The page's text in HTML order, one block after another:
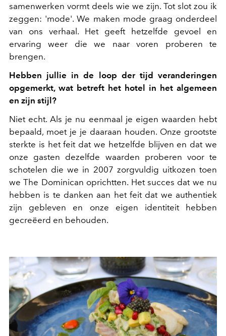
samenwerken vormt deels wie we zijn. Tot slot zou ik
zeggen: 'mode'. We maken mode graag onderdeel
van ons verhaal. Het geeft hetzelfde gevoel en
ervaring weer die we naar voren proberen te
brengen.
Hebben jullie in de loop der tijd veranderingen
opgemerkt, wat betreft het hotel in het algemeen
en zijn stijl?
Niet echt. Als je nu eenmaal je eigen waarden hebt
bepaald, moet je je daaraan houden. Onze grootste
sterkte is het feit dat we hetzelfde blijven en dat we
onze gasten dezelfde waarden proberen voor te
schotelen die we in 2007 zorgvuldig uitkozen toen
we The Dominican oprichtten. Het succes dat we nu
hebben is te danken aan het feit dat we authentiek
zijn gebleven en onze eigen identiteit hebben
gecreëerd en behouden.